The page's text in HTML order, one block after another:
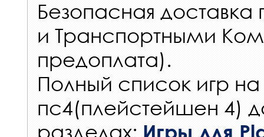
Безопасная
и Транспортными
предоплата).
Полный список игр на
пс4(плейстейшен 4)
разделах: Игры для